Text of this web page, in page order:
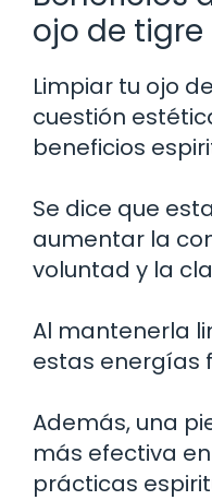
ojo de
Limpiar tu ojo
cuestión
beneficios
Se dice que
aumentar la
voluntad y la
Al mantenerla
estas energías
Además, una
más efectiva
prácticas